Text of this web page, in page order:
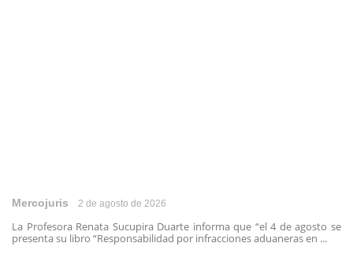
Mercojuris 2 de agosto de 2026
La Profesora Renata Sucupira Duarte informa que “el 4 de agosto se
presenta su libro “Responsabilidad por infracciones aduaneras en ...